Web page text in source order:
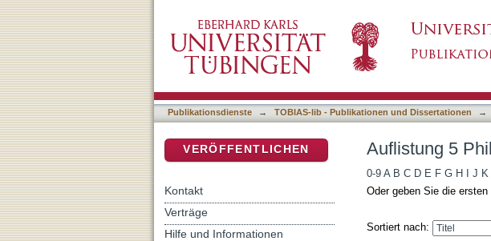
Publikationsdienste → TOBIAS-lib - Publikationen und Dissertationen →
Auflistung 5
0-9 A B C D E F G H J K
Oder geben Sie die
Sortiert nach:
VERÖFFENTLICHEN
Kontakt
Verträge
Hilfe und Informationen